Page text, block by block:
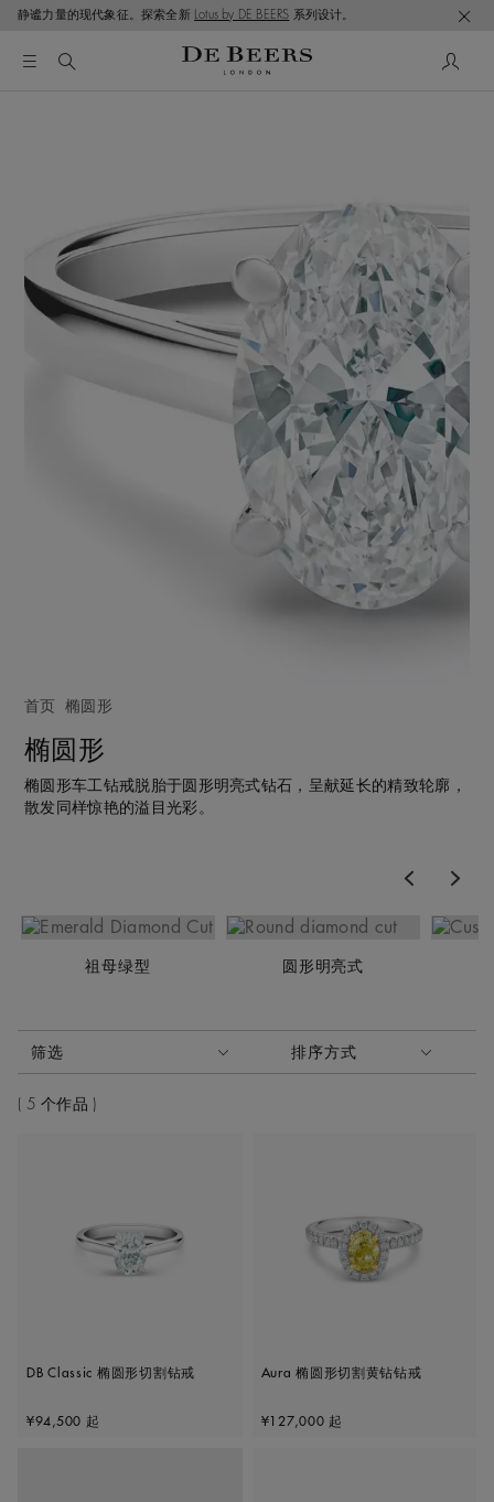
静谧力量的现代象征。探索全新 Lotus by DE BEERS 系列设计。
首页 椭圆形
椭圆形
椭圆形车工钻戒脱胎于圆形明亮式钻石，呈献延长的精致轮廓，
散发同样惊艳的溢目光彩。
祖母绿型 圆形明亮式
激活这些部件将导致页面上的内容更新。
筛选 排序方式
排序方式
5 个作品
DB Classic 椭圆形切割钻戒
Original price
¥94,500 起
Aura 椭圆形切割黄钻钻戒
Original price
¥127,000 起